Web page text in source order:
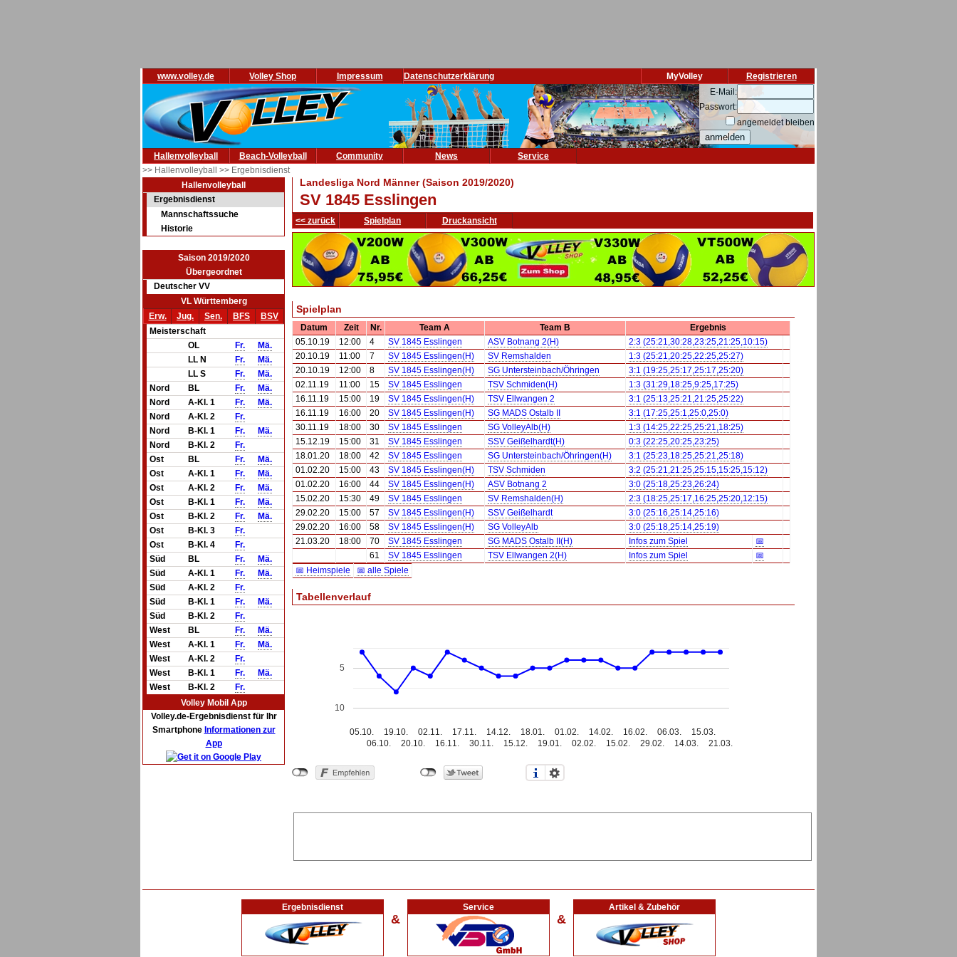
www.volley.de Volley Shop Impressum Datenschutzerklärung Registrieren
MyVolley
E-Mail:
Passwort:
angemeldet bleiben
Hallenvolleyball Beach-Volleyball Community News
Service
>> Hallenvolleyball >> Ergebnisdienst
Hallenvolleyball
Ergebnisdienst
Mannschaftssuche
Historie
Saison 2019/2020
Übergeordnet
Deutscher VV
VL Württemberg
Erw.
Jug. Sen. BFS
BSV
Meisterschaft
OL
Fr.
Mä.
LL N
Fr.
Mä.
LL S
Fr.
Mä.
Nord
BL Fr.
Mä.
Nord
A-Kl. 1 Fr.
Mä.
Nord
A-Kl. 2
Fr.
Nord
B-Kl. 1 Fr.
Mä.
Nord
B-Kl. 2
Fr.
Ost
BL Fr.
Mä.
Ost
A-Kl. 1 Fr.
Mä.
Ost
A-Kl. 2 Fr.
Mä.
Ost
B-Kl. 1 Fr.
Mä.
Ost
B-Kl. 2 Fr.
Mä.
Ost
B-Kl. 3
Fr.
Ost
B-Kl. 4
Fr.
Süd
BL Fr.
Mä.
Süd
A-Kl. 1 Fr.
Mä.
Süd
A-Kl. 2
Fr.
Süd
B-Kl. 1 Fr.
Mä.
Süd
B-Kl. 2
Fr.
West
BL Fr.
Mä.
West
A-Kl. 1 Fr.
Mä.
West
A-Kl. 2
Fr.
West
B-Kl. 1 Fr.
Mä.
West
B-Kl. 2
Fr.
Volley Mobil App
Volley.de-Ergebnisdienst für Ihr
Smartphone Informationen zur
App
Landesliga Nord Männer (Saison 2019/2020)
SV 1845 Esslingen
<< zurück Spielplan Druckansicht
Spielplan
Datum Zeit Nr. Team A Team B
Ergebnis
05.10.19
12:00 4 SV 1845 Esslingen ASV Botnang 2(H)
2:3 (25:21,30:28,23:25,21:25,10:15)
20.10.19
11:00 7 SV 1845 Esslingen(H) SV Remshalden
1:3 (25:21,20:25,22:25,25:27)
20.10.19
12:00 8 SV 1845 Esslingen(H) SG Untersteinbach/Öhringen
3:1 (19:25,25:17,25:17,25:20)
02.11.19
11:00 15 SV 1845 Esslingen TSV Schmiden(H)
1:3 (31:29,18:25,9:25,17:25)
16.11.19
15:00 19 SV 1845 Esslingen(H) TSV Ellwangen 2
3:1 (25:13,25:21,21:25,25:22)
16.11.19
16:00 20 SV 1845 Esslingen(H) SG MADS Ostalb II
3:1 (17:25,25:1,25:0,25:0)
30.11.19
18:00 30 SV 1845 Esslingen SG VolleyAlb(H)
1:3 (14:25,22:25,25:21,18:25)
15.12.19
15:00 31 SV 1845 Esslingen SSV Geißelhardt(H)
0:3 (22:25,20:25,23:25)
18.01.20
18:00 42 SV 1845 Esslingen SG Untersteinbach/Öhringen(H)
3:1 (25:23,18:25,25:21,25:18)
01.02.20
15:00 43 SV 1845 Esslingen(H) TSV Schmiden
3:2 (25:21,21:25,25:15,15:25,15:12)
01.02.20
16:00 44 SV 1845 Esslingen(H) ASV Botnang 2
3:0 (25:18,25:23,26:24)
15.02.20
15:30 49 SV 1845 Esslingen SV Remshalden(H)
2:3 (18:25,25:17,16:25,25:20,12:15)
29.02.20
15:00 57 SV 1845 Esslingen(H) SSV Geißelhardt
3:0 (25:16,25:14,25:16)
29.02.20
16:00 58 SV 1845 Esslingen(H) SG VolleyAlb
3:0 (25:18,25:14,25:19)
21.03.20
18:00 70 SV 1845 Esslingen SG MADS Ostalb II(H) Infos zum Spiel
📅
61
SV 1845 Esslingen TSV Ellwangen 2(H) Infos zum Spiel
📅
📅 Heimspiele
📅 alle Spiele
Tabellenverlauf
05.10.
06.10.
19.10.
20.10.
02.11.
16.11.
17.11.
30.11.
14.12.
15.12.
18.01.
19.01.
01.02.
02.02.
14.02.
15.02.
16.02.
29.02.
06.03.
14.03.
15.03.
21.03.
5
10
Ergebnisdienst
&
Service
&
Artikel & Zubehör